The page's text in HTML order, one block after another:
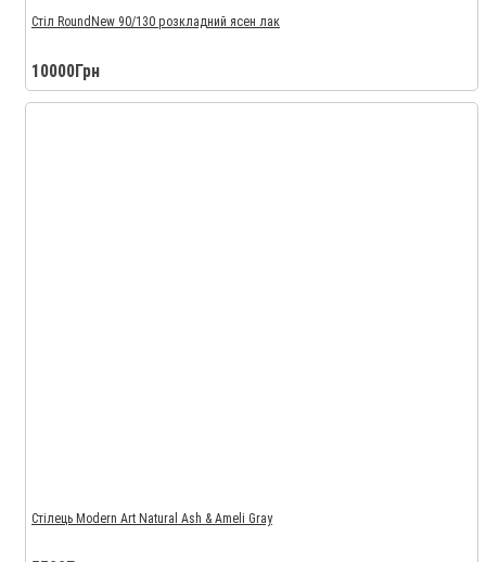
Стіл RoundNew 90/130 розкладний ясен лак
10000Грн
Стілець Modern Art Natural Ash & Ameli Gray